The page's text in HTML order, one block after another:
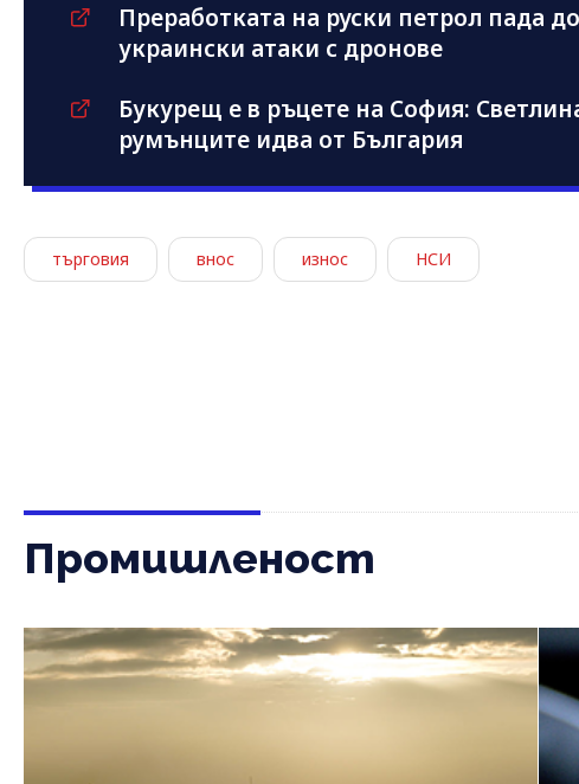
Преработката на руски петрол пада
украински атаки с дронове
Букурещ е в ръцете на София:
румънците идва от България
търговия внос износ НСИ
Промишленост